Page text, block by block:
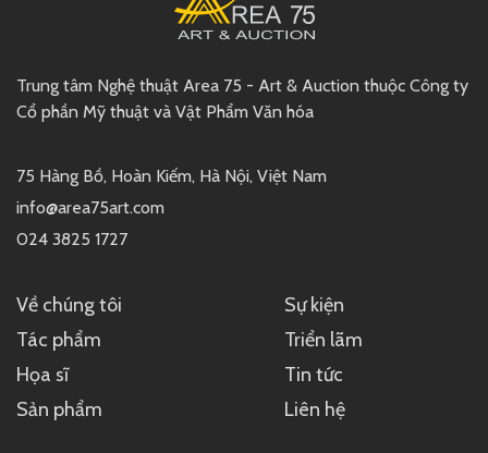
Trung tâm Nghệ thuật Area 75 - Art & Auction thuộc Công ty
Cổ phần Mỹ thuật và Vật Phẩm Văn hóa
75 Hàng Bồ, Hoàn Kiếm, Hà Nội, Việt Nam
info@area75art.com
024 3825 1727
Về chúng tôi
Tác phẩm
Họa sĩ
Sản phẩm
Sự kiện
Triển lãm
Tin tức
Liên hệ